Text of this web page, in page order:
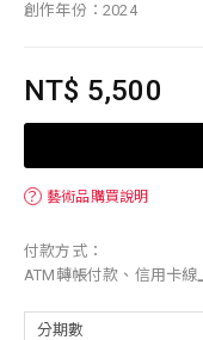
創作年份：2024
NT$ 5,500
？ 藝術品購買說明
付款方式：
ATM轉帳付款、信用卡線
分期數